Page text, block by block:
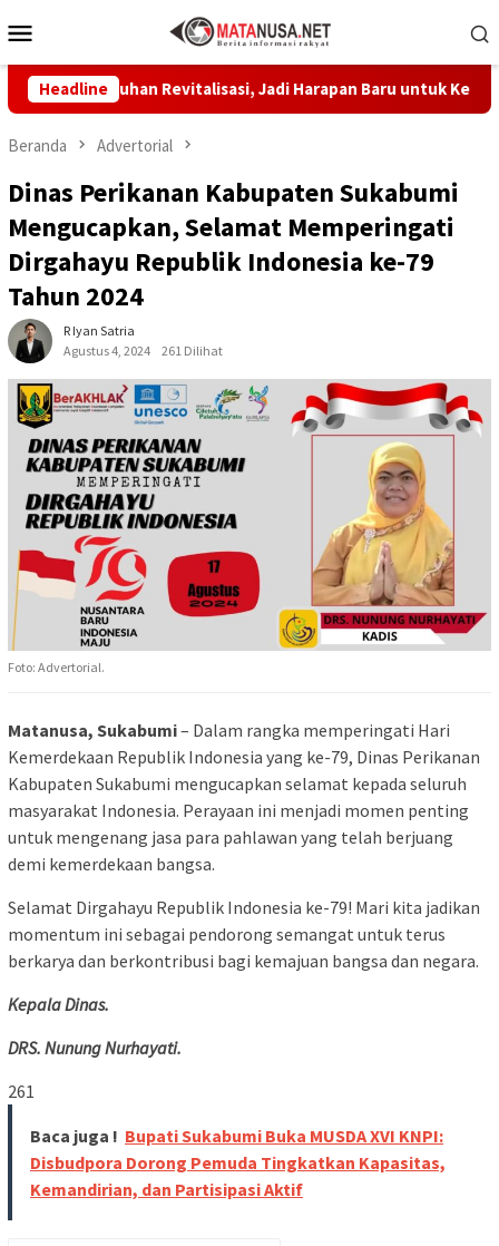
ke
Mobile
Headline
Sentuhan Revitalisasi, Jadi Harapan Baru untuk Kenyamanan
Beranda Advertorial
Dinas Perikanan Kabupaten Sukabumi
Mengucapkan, Selamat Memperingati
Dirgahayu Republik Indonesia ke-79
Tahun 2024
R Iyan Satria
Agustus 4, 2024
261 Dilihat
Foto: Advertorial.
Matanusa, Sukabumi– Dalam rangka memperingati Hari
Kemerdekaan Republik Indonesia yang ke-79, Dinas Perikanan
Kabupaten Sukabumi mengucapkan selamat kepada seluruh
masyarakat Indonesia. Perayaan ini menjadi momen penting
untuk mengenang jasa para pahlawan yang telah berjuang
demi kemerdekaan bangsa.
Selamat Dirgahayu Republik Indonesia ke-79! Mari kita jadikan
momentum ini sebagai pendorong semangat untuk terus
berkarya dan berkontribusi bagi kemajuan bangsa dan negara.
Kepala Dinas.
DRS. Nunung Nurhayati.
261
Baca juga ! Bupati Sukabumi Buka MUSDA XVI KNPI:
Disbudpora Dorong Pemuda Tingkatkan Kapasitas,
Kemandirian, dan Partisipasi Aktif